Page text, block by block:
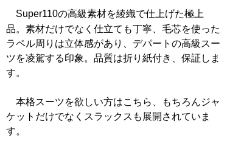
Super110の高級素材を綾織で仕上げた極上
品。素材だけでなく仕立ても丁寧、毛芯を使った
ラペル周りは立体感があり、デパートの高級スー
ツを凌駕する印象。品質は折り紙付き、保証しま
す。
本格スーツを欲しい方はこちら、もちろんジャ
ケットだけでなくスラックスも展開されていま
す。